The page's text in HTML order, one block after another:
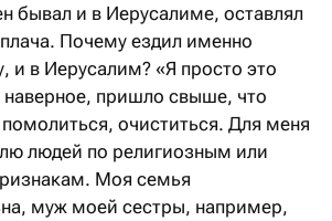
бывал и в Иерусалиме, оставлял
Почему ездил именно
и в Иерусалим? «Я просто это
наверное, пришло свыше, что
очиститься. Для меня
людей по религиозным или
Моя семья
муж моей сестры, например,